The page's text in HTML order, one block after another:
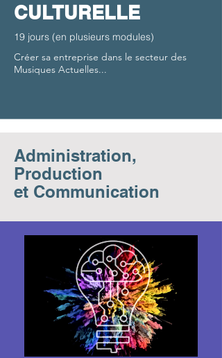
CULTURELLE
19 jours (en plusieurs modules)
Créer sa entreprise dans le secteur des
Musiques Actuelles...
Administration,
Production
et Communication